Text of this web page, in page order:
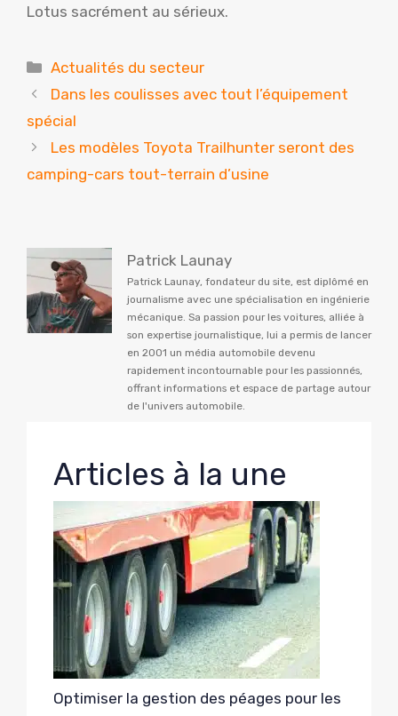
Lotus sacrément au sérieux.
Catégories
Actualités du secteur
Dans les coulisses avec tout l’équipement
spécial
Les modèles Toyota Trailhunter seront des
camping-cars tout-terrain d’usine
Patrick Launay
Patrick Launay, fondateur du site, est diplômé en
journalisme avec une spécialisation en ingénierie
mécanique. Sa passion pour les voitures, alliée à
son expertise journalistique, lui a permis de lancer
en 2001 un média automobile devenu
rapidement incontournable pour les passionnés,
offrant informations et espace de partage autour
de l'univers automobile.
Articles à la une
Optimiser la gestion des péages pour les